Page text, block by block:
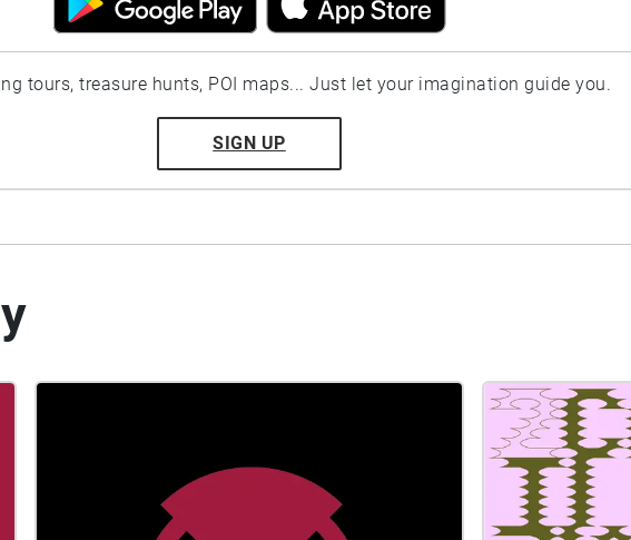
tours, treasure hunts, POI maps... Just let your imagination guide you.
SIGN UP